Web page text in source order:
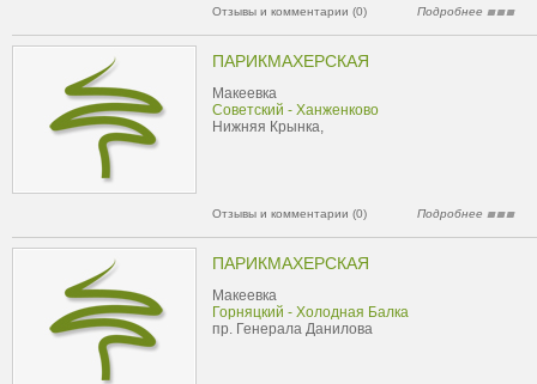
Отзывы и комментарии (0) Подробнее
ПАРИКМАХЕРСКАЯ
Макеевка
Советский - Ханженково
Нижняя Крынка,
Отзывы и комментарии (0) Подробнее
ПАРИКМАХЕРСКАЯ
Макеевка
Горняцкий - Холодная Балка
пр. Генерала Данилова